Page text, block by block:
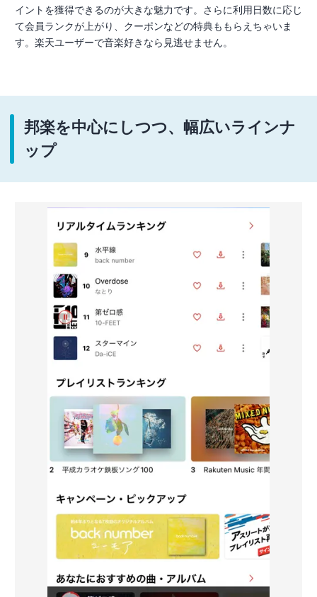
イントを獲得できるのが大きな魅力です。さらに利用日数に応じ
て会員ランクが上がり、クーポンなどの特典ももらえちゃいま
す。楽天ユーザーで音楽好きなら見逃せません。
邦楽を中心にしつつ、幅広いラインナ
ップ